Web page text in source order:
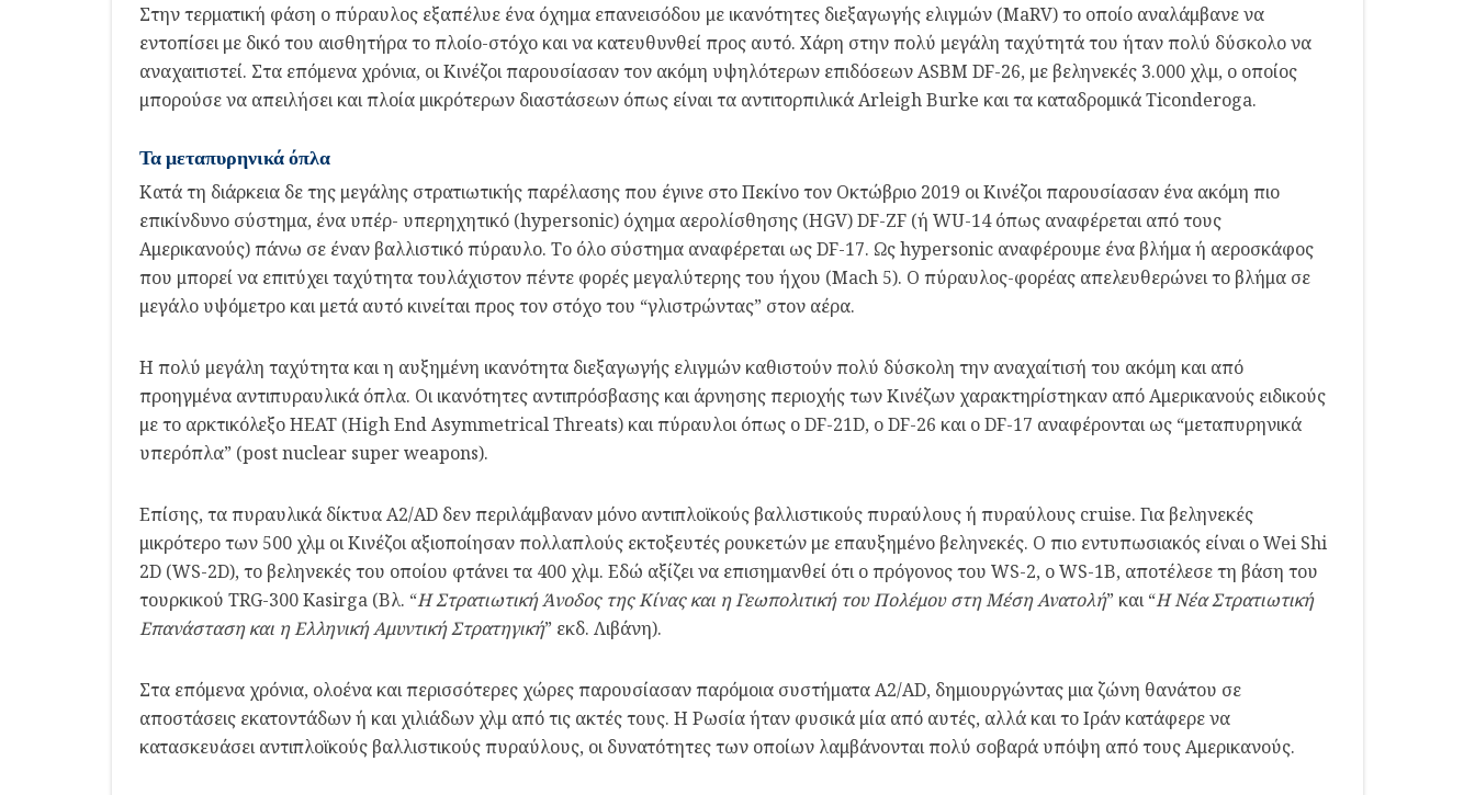
Στην τερματική φάση ο πύραυλος εξαπέλυε ένα όχημα επανεισόδου με ικανότητες διεξαγωγής ελιγμών (MaRV) το οποίο αναλάμβανε να
εντοπίσει με δικό του αισθητήρα το πλοίο-στόχο και να κατευθυνθεί προς αυτό. Χάρη στην πολύ μεγάλη ταχύτητά του ήταν πολύ δύσκολο να
αναχαιτιστεί. Στα επόμενα χρόνια, οι Κινέζοι παρουσίασαν τον ακόμη υψηλότερων επιδόσεων ASBM DF-26, με βεληνεκές 3.000 χλμ, ο οποίος
μπορούσε να απειλήσει και πλοία μικρότερων διαστάσεων όπως είναι τα αντιτορπιλικά Arleigh Burke και τα καταδρομικά Ticonderoga.
Τα μεταπυρηνικά όπλα
Κατά τη διάρκεια δε της μεγάλης στρατιωτικής παρέλασης που έγινε στο Πεκίνο τον Οκτώβριο 2019 οι Κινέζοι παρουσίασαν ένα ακόμη πιο
επικίνδυνο σύστημα, ένα υπέρ- υπερηχητικό (hypersonic) όχημα αερολίσθησης (HGV) DF-ZF (ή WU-14 όπως αναφέρεται από τους
Αμερικανούς) πάνω σε έναν βαλλιστικό πύραυλο. Το όλο σύστημα αναφέρεται ως DF-17. Ως hypersonic αναφέρουμε ένα βλήμα ή αεροσκάφος
που μπορεί να επιτύχει ταχύτητα τουλάχιστον πέντε φορές μεγαλύτερης του ήχου (Mach 5). Ο πύραυλος-φορέας απελευθερώνει το βλήμα σε
μεγάλο υψόμετρο και μετά αυτό κινείται προς τον στόχο του “γλιστρώντας” στον αέρα.
Η πολύ μεγάλη ταχύτητα και η αυξημένη ικανότητα διεξαγωγής ελιγμών καθιστούν πολύ δύσκολη την αναχαίτισή του ακόμη και από
προηγμένα αντιπυραυλικά όπλα. Οι ικανότητες αντιπρόσβασης και άρνησης περιοχής των Κινέζων χαρακτηρίστηκαν από Αμερικανούς ειδικούς
με το αρκτικόλεξο HEAT (High End Asymmetrical Threats) και πύραυλοι όπως ο DF-21D, ο DF-26 και ο DF-17 αναφέρονται ως “μεταπυρηνικά
υπερόπλα” (post nuclear super weapons).
Επίσης, τα πυραυλικά δίκτυα A2/AD δεν περιλάμβαναν μόνο αντιπλοϊκούς βαλλιστικούς πυραύλους ή πυραύλους cruise. Για βεληνεκές
μικρότερο των 500 χλμ οι Κινέζοι αξιοποίησαν πολλαπλούς εκτοξευτές ρουκετών με επαυξημένο βεληνεκές. Ο πιο εντυπωσιακός είναι ο Wei Shi
2D (WS-2D), το βεληνεκές του οποίου φτάνει τα 400 χλμ. Εδώ αξίζει να επισημανθεί ότι o πρόγονος του WS-2, ο WS-1B, αποτέλεσε τη βάση του
τουρκικού TRG-300 Kasirga (Βλ. “Η Στρατιωτική Άνοδος της Κίνας και η Γεωπολιτική του Πολέμου στη Μέση Ανατολή” και “Η Νέα Στρατιωτική
Επανάσταση και η Ελληνική Αμυντική Στρατηγική” εκδ. Λιβάνη).
Στα επόμενα χρόνια, ολοένα και περισσότερες χώρες παρουσίασαν παρόμοια συστήματα A2/AD, δημιουργώντας μια ζώνη θανάτου σε
αποστάσεις εκατοντάδων ή και χιλιάδων χλμ από τις ακτές τους. Η Ρωσία ήταν φυσικά μία από αυτές, αλλά και το Ιράν κατάφερε να
κατασκευάσει αντιπλοϊκούς βαλλιστικούς πυραύλους, οι δυνατότητες των οποίων λαμβάνονται πολύ σοβαρά υπόψη από τους Αμερικανούς.